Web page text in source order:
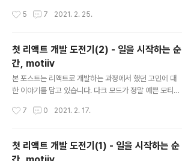
의 책읽기, 개..
하고 있습니다. 리액트를 한번 배워본 김에 까먹지 않게 이
언어를 리액트로 골랐다! 그런데 우리 팀에는 리액트가 처
음이신 분들만 계셔서 고민하다가, 팀원들이 리액트를 조
금 더 재밌게 배워볼 수 있도록 기본에 충실하게 프로젝트
를 만드는 것이 좋겠다고 판단해 구현하기 비교적 쉬운 테
스트 제작을 주제로 잡아 겨울 방학동안 차근 차근 만들었
가기! ✨ find my Roomie 룸메이트라는 주제를 잡고 우
5 7 2021. 2. 25.
첫 리액트 개발 도전기(2) - 일을 시작하는 순
간, motiiv
본 포스트는 리액트로 개발하는 과정에서 했던 고민에 대
한 이야기를 담고 있습니다. 다크 모드가 정말 예쁜 모티브
는 리액트로 프로젝트를 진행하면서 가장 어려웠던 것은 s
술 스택은 아래와 같다. * React * Redux * Redux-Sa
ga * styled-components 리덕스(redux)를 찾아보면
7 0 2021. 2. 17.
첫 리액트 개발 도전기(1) - 일을 시작하는 순